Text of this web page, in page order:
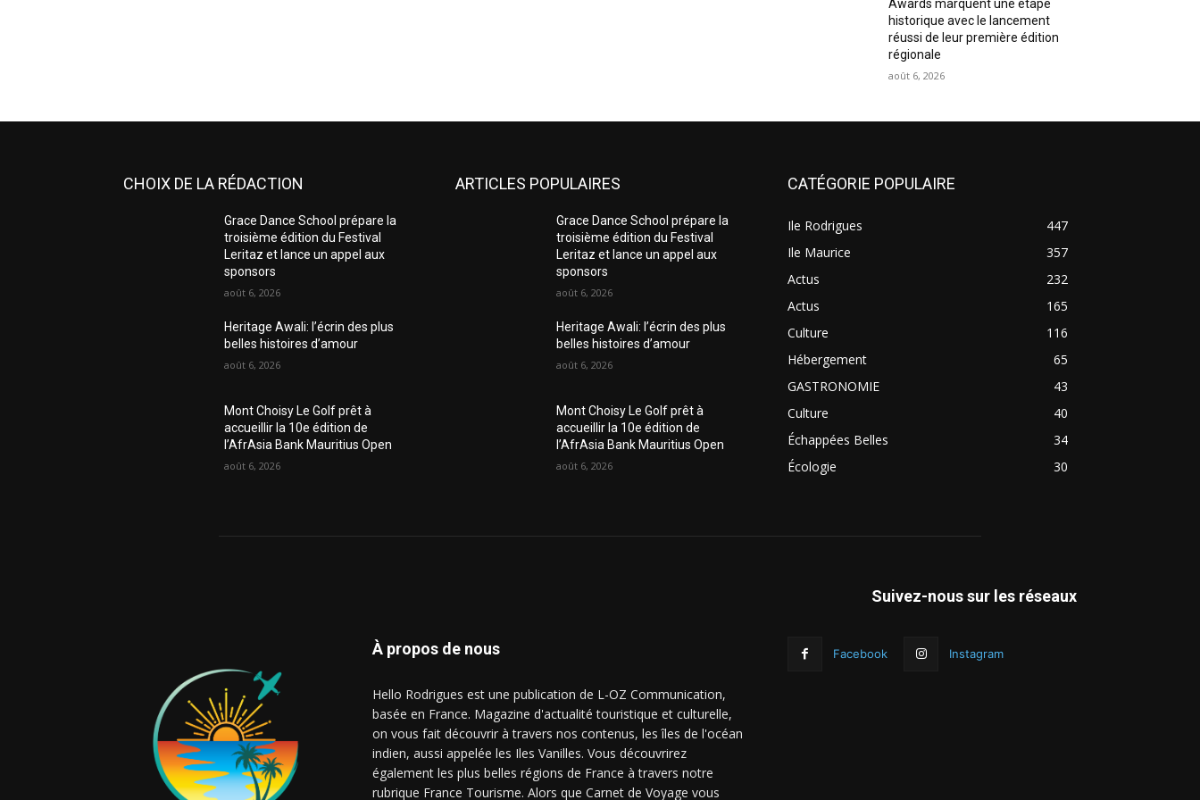
Awards marquent une étape
historique avec le lancement
réussi de leur première édition
régionale
août 6, 2026
CHOIX DE LA RÉDACTION
Grace Dance School prépare la
troisième édition du Festival
Leritaz et lance un appel aux
sponsors
août 6, 2026
Heritage Awali: l’écrin des plus
belles histoires d’amour
août 6, 2026
Mont Choisy Le Golf prêt à
accueillir la 10e édition de
l’AfrAsia Bank Mauritius Open
août 6, 2026
ARTICLES POPULAIRES
Grace Dance School prépare la
troisième édition du Festival
Leritaz et lance un appel aux
sponsors
août 6, 2026
Heritage Awali: l’écrin des plus
belles histoires d’amour
août 6, 2026
Mont Choisy Le Golf prêt à
accueillir la 10e édition de
l’AfrAsia Bank Mauritius Open
août 6, 2026
CATÉGORIE POPULAIRE
Ile Rodrigues
447
Ile Maurice
357
Actus
232
Actus
165
Culture
116
Hébergement
65
GASTRONOMIE
43
Culture
40
Échappées Belles
34
Écologie
30
Suivez-nous sur les réseaux
À propos de nous
Hello Rodrigues est une publication de L-OZ Communication,
basée en France. Magazine d'actualité touristique et culturelle,
on vous fait découvrir à travers nos contenus, les îles de l'océan
indien, aussi appelée les Iles Vanilles. Vous découvrirez
également les plus belles régions de France à travers notre
rubrique France Tourisme. Alors que Carnet de Voyage vous
Facebook Instagram